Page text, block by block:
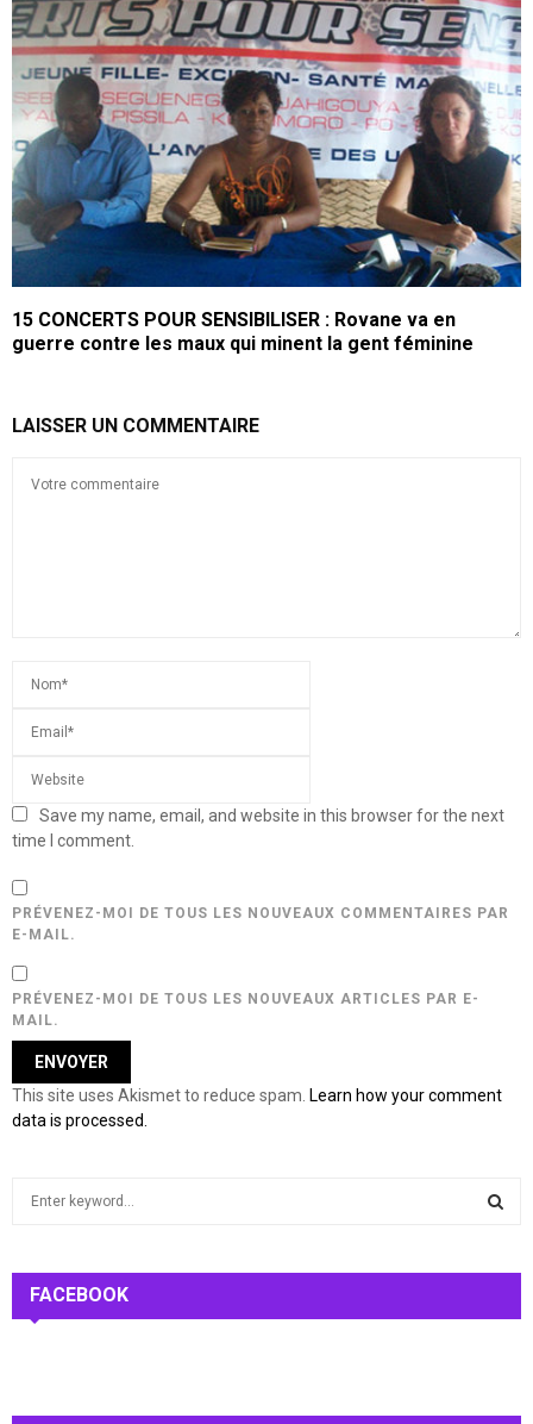
15 CONCERTS POUR SENSIBILISER : Rovane va en
guerre contre les maux qui minent la gent féminine
LAISSER UN COMMENTAIRE
Save my name, email, and website in this browser for the next
time I comment.
PRÉVENEZ-MOI DE TOUS LES NOUVEAUX COMMENTAIRES PAR
E-MAIL.
PRÉVENEZ-MOI DE TOUS LES NOUVEAUX ARTICLES PAR E-
MAIL.
This site uses Akismet to reduce spam. Learn how your comment
data is processed.
:
FACEBOOK